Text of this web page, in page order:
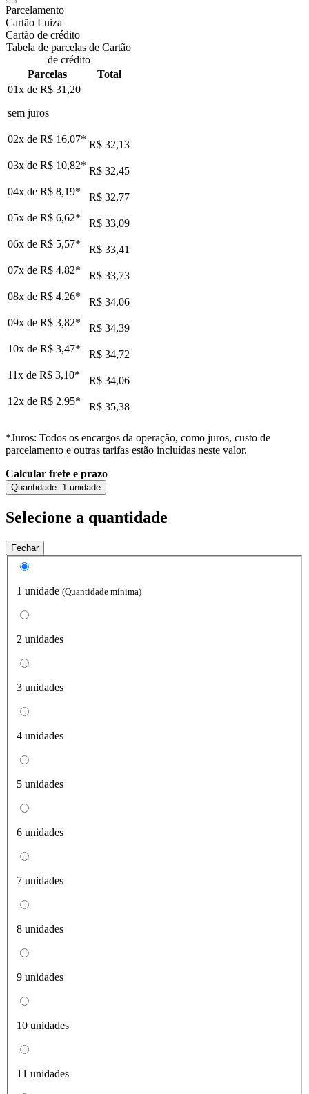
Parcelamento
Cartão Luiza
Cartão de crédito
Tabela de parcelas de Cartão
de crédito
Parcelas
Total
01x de R$ 31,20
sem juros
02x de R$ 16,07* R$ 32,13
03x de R$ 10,82* R$ 32,45
04x de R$ 8,19*
R$ 32,77
05x de R$ 6,62*
R$ 33,09
06x de R$ 5,57*
R$ 33,41
07x de R$ 4,82*
R$ 33,73
08x de R$ 4,26*
R$ 34,06
09x de R$ 3,82*
R$ 34,39
10x de R$ 3,47*
R$ 34,72
11x de R$ 3,10*
R$ 34,06
12x de R$ 2,95* R$ 35,38
*Juros: Todos os encargos da operação, como juros, custo de
parcelamento e outras tarifas estão incluídas neste valor.
Calcular frete e prazo
Quantidade: 1 unidade
Selecione a quantidade
Fechar
1 unidade (Quantidade mínima)
2 unidades
3 unidades
4 unidades
5 unidades
6 unidades
7 unidades
8 unidades
9 unidades
10 unidades
11 unidades